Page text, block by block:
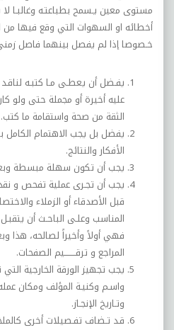
مستوى معين يـسمح بطباعتـه وغالبـا
أخطائه او السهوات التي وقع فيها من
خـصوصا إذا لم يفصل بينهما فاصل
يفـضل أن يعطـى مـا كتبـه
عليه أخيرة أو مجملة حتى ولو
الثقة من صحة واستقامة ما كتب.
يفضل بل يجب الاهتمام الكامل
الأفكار والنتائج.
يجب أن تكون سهلة مبسطة
يجب أن تجـرى عملية تفحص و
قبل الأصدقاء أو الزملاء
المناسب وعلـى الباحـث أن
فهي أولاً وأخيراً لصالحه، هذا
المراجع و ترقــــــــيم الصفحات.
يجب تجهيز الورقة الخارجية
واسـم وكنيـة المؤلف ومكان عمله
وتـاريخ الإنجـاز.
قـد تـضاف تفـصيلات أخرى